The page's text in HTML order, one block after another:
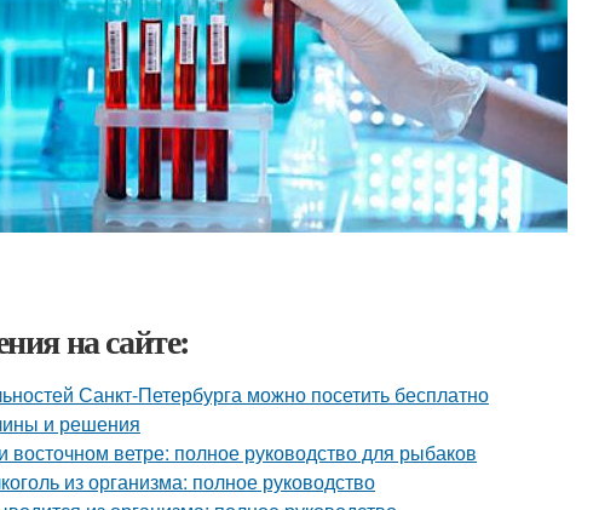
на сайте:
Санкт-Петербурга можно посетить бесплатно
и решения
ветре: полное руководство для рыбаков
из организма: полное руководство